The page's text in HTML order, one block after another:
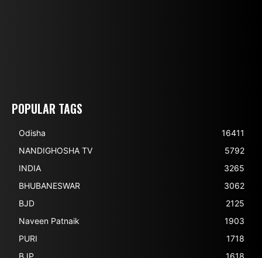
POPULAR TAGS
Odisha
16411
NANDIGHOSHA TV
5792
INDIA
3265
BHUBANESWAR
3062
BJD
2125
Naveen Patnaik
1903
PURI
1718
BJP
1618